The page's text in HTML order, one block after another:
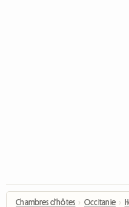
Chambres d'hôtes › Occitanie ›